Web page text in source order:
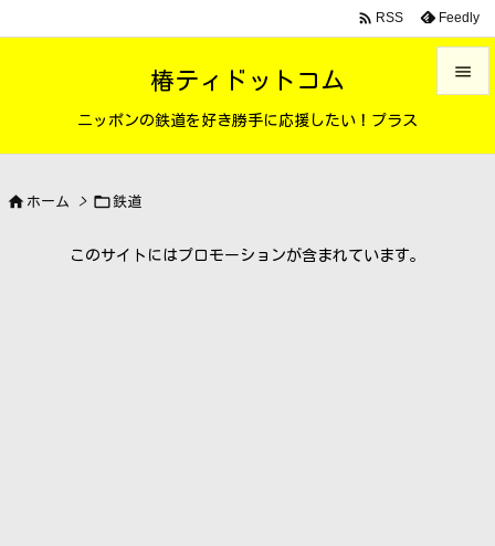
椿ティドットコム
ニッポンの鉄道を好き勝手に応援したい！プラス

 RSS Feedly
 ホーム > 鉄道
このサイトにはプロモーションが含まれています。